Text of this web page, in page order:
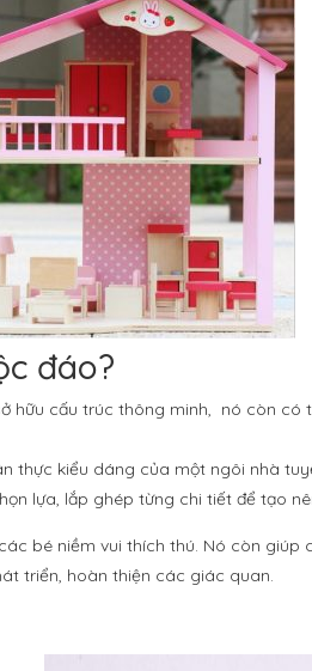
đáo?
hữu cấu trúc thông minh, nó còn
thực kiểu dáng của một ngôi nhà
lựa, lắp ghép từng chi tiết để tạo
bé niềm vui thích thú. Nó còn giúp
triển, hoàn thiện các giác quan.